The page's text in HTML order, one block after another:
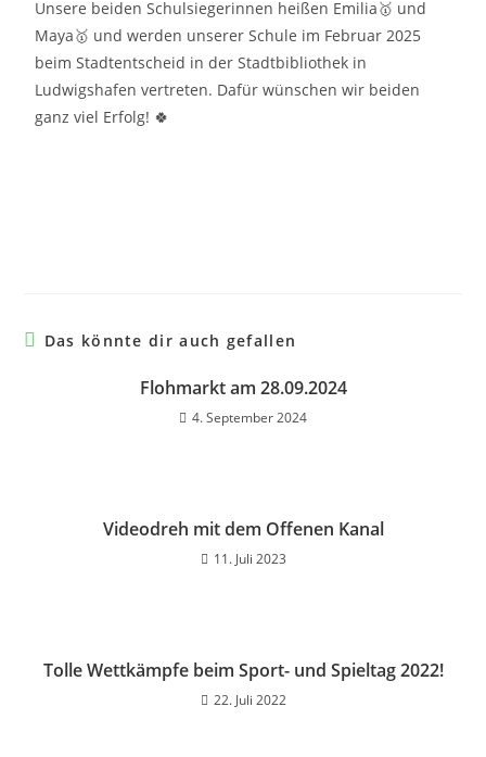
Unsere beiden Schulsiegerinnen heißen Emilia🥇 und
Maya🥇 und werden unserer Schule im Februar 2025
beim Stadtentscheid in der Stadtbibliothek in
Ludwigshafen vertreten. Dafür wünschen wir beiden
ganz viel Erfolg! 🍀
Das könnte dir auch gefallen
Flohmarkt am 28.09.2024
4. September 2024
Videodreh mit dem Offenen Kanal
11. Juli 2023
Tolle Wettkämpfe beim Sport- und Spieltag 2022!
22. Juli 2022